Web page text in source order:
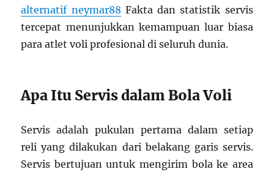
alternatif neymar88 Fakta dan statistik servis
tercepat menunjukkan kemampuan luar biasa
para atlet voli profesional di seluruh dunia.
Apa Itu Servis dalam Bola Voli
Servis adalah pukulan pertama dalam setiap
reli yang dilakukan dari belakang garis servis.
Servis bertujuan untuk mengirim bola ke area